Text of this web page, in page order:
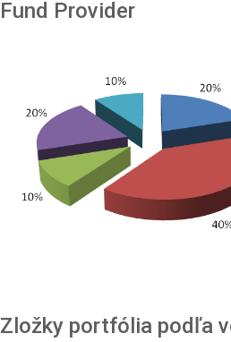
Fund Provider
Zložky portfólia podľa